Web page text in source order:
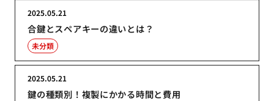
合鍵とスペアキーの違いとは？
2025.05.21
未分類
鍵の種類別！複製にかかる時間と費用
2025.05.21